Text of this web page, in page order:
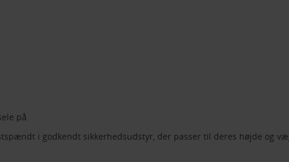
på
i godkendt sikkerhedsudstyr, der passer til deres højde og